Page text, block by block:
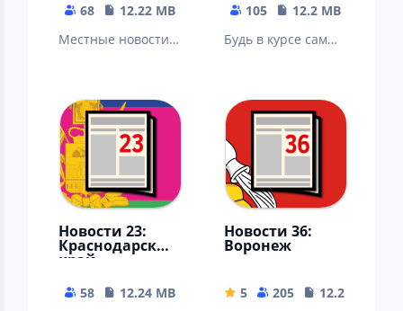
68
12.22 MB
Местные новости:
Златоуст, Миасс,
Копейск, Озерск…
105
12.2 MB
Будь в курсе самых
автомобильного
мира
Новости 23:
Краснодарский
край
58
12.24 MB
Новости 36:
Воронеж
5 205
12.22 MB